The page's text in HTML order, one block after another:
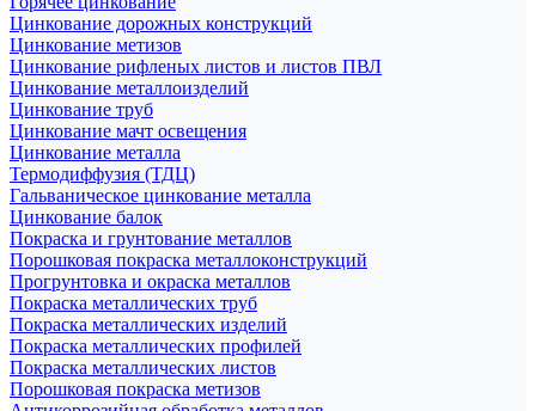
Цинкование дорожных конструкций
Цинкование метизов
Цинкование рифленых листов и листов ПВЛ
Цинкование металлоизделий
Цинкование труб
Цинкование мачт освещения
Цинкование металла
Термодиффузия (ТДЦ)
Гальваническое цинкование металла
Цинкование балок
Покраска и грунтование металлов
Порошковая покраска металлоконструкций
Прогрунтовка и окраска металлов
Покраска металлических труб
Покраска металлических изделий
Покраска металлических профилей
Покраска металлических листов
Порошковая покраска метизов